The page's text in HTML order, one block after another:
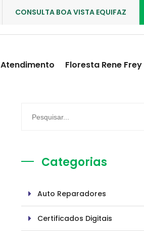
CONSULTA BOA VISTA EQUIFAZ
Atendimento Floresta Rene Frey
Categorias
Auto Reparadores
Certificados Digitais